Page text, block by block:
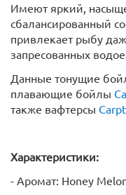
Имеют яркий,
сбалансированный
привлекает рыбу
запресованных
Данные тонущие
плавающие бойлы
также вафтерсы
Характеристики:
- Аромат: Honey